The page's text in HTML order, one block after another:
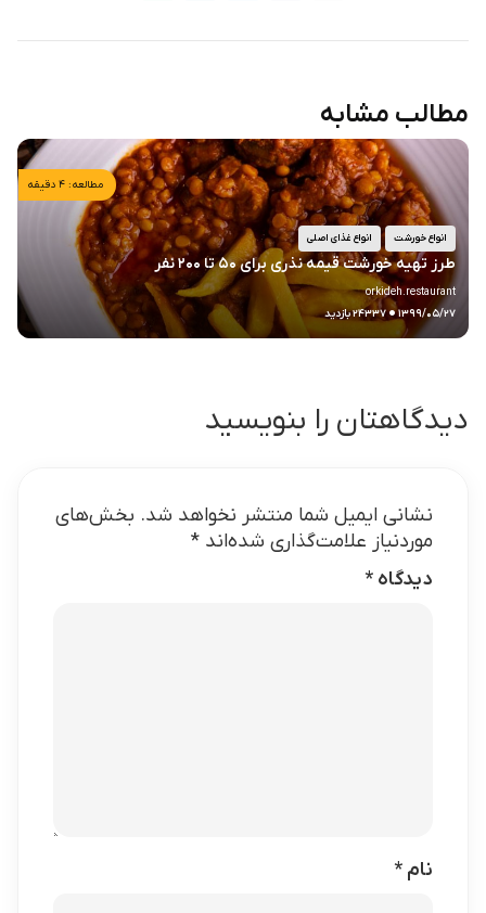
مطالب مشابه
مطالعه: ۴ دقیقه
انواع خورشت انواع غذای اصلی
طرز تهیه خورشت قیمه نذری برای ۵۰ تا ۲۰۰ نفر
orkideh.restaurant
۱۳۹۹/۰۵/۲۷.۲۴۳۳۷ بازدید
دیدگاهتان را بنویسید
نشانی ایمیل شما منتشر نخواهد شد. بخش‌های
موردنیاز علامت‌گذاری شده‌اند *
دیدگاه *
نام *